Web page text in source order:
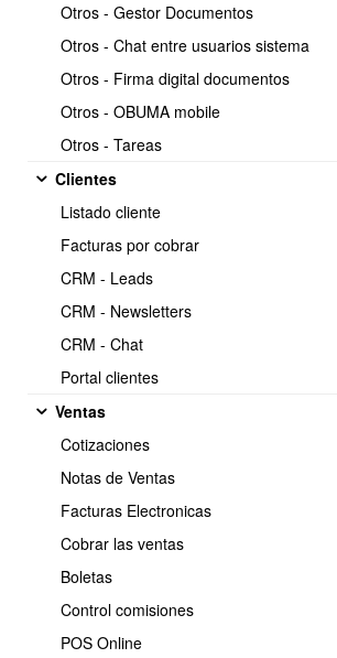
Otros - Gestor Documentos
Otros - Chat entre usuarios sistema
Otros - Firma digital documentos
Otros - OBUMA mobile
Otros - Tareas
Clientes
Listado cliente
Facturas por cobrar
CRM - Leads
CRM - Newsletters
CRM - Chat
Portal clientes
Ventas
Cotizaciones
Notas de Ventas
Facturas Electronicas
Cobrar las ventas
Boletas
Control comisiones
POS Online
Introduccion al
Clientes-CRM
Email Marketing
Copiar
https://www.obuma.cl/ayuda/articulo/340/
de-crm-newsletter-email-marketing
📧 Introducción
Módulo de Email
Marketing (CRM
Newsletter)
¿Qué es el módulo
Marketing en